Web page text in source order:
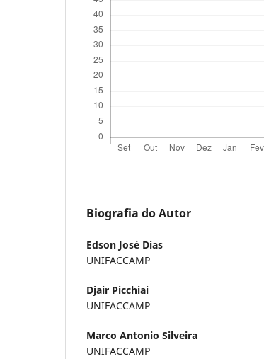
Biografia do Autor
Edson José Dias
UNIFACCAMP
Djair Picchiai
UNIFACCAMP
Marco Antonio Silveira
UNIFACCAMP